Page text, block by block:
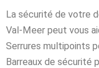
La sécurité de votre
Val-Meer peut vous
Serrures multipoints
Barreaux de sécurité